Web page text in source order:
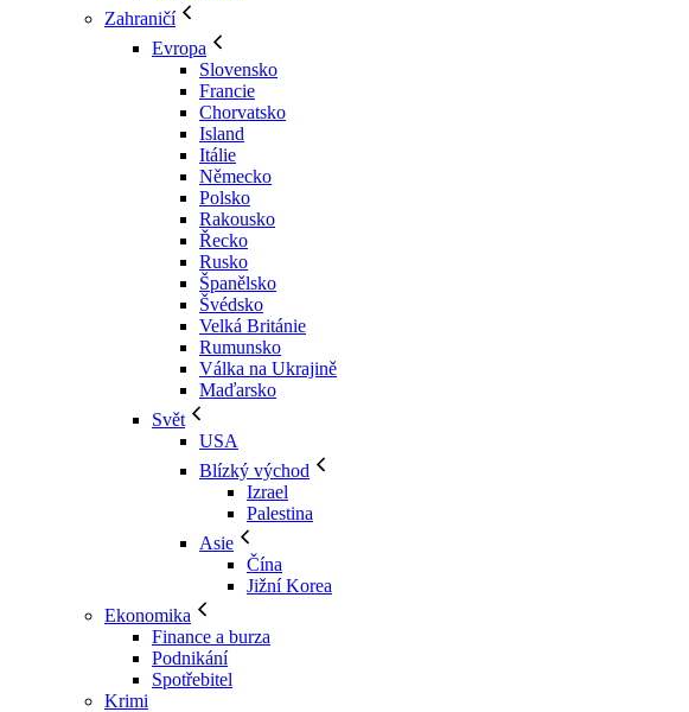
Zahraničí
Evropa
Slovensko
Francie
Chorvatsko
Island
Itálie
Německo
Polsko
Rakousko
Řecko
Rusko
Španělsko
Švédsko
Velká Británie
Rumunsko
Válka na Ukrajině
Maďarsko
Svět
USA
Blízký východ
Izrael
Palestina
Asie
Čína
Jižní Korea
Ekonomika
Finance a burza
Podnikání
Spotřebitel
Krimi